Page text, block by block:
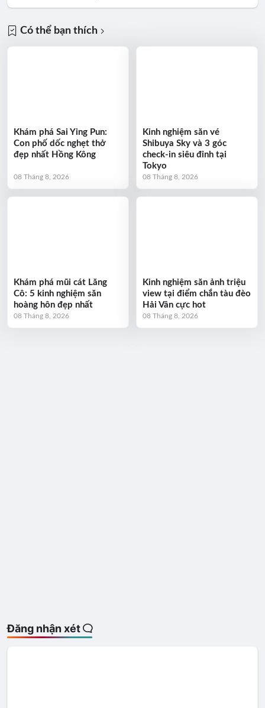
Có thể bạn thích
Khám phá Sai Ying Pun:
Con phố dốc nghẹt thở
đẹp nhất Hồng Kông
08 Tháng 8, 2026
Kinh nghiệm săn vé
Shibuya Sky và 3 góc
check-in siêu đỉnh tại
Tokyo
08 Tháng 8, 2026
Khám phá mũi cát Lăng
Cô: 5 kinh nghiệm săn
hoàng hôn đẹp nhất
08 Tháng 8, 2026
Kinh nghiệm săn ảnh triệu
view tại điểm chắn tàu đèo
Hải Vân cực hot
08 Tháng 8, 2026
Đăng nhận xét